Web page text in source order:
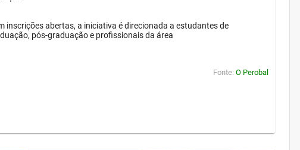
inscrições abertas, a iniciativa é direcionada a estudantes de
pós-graduação e profissionais da área
Fonte: O Perobal